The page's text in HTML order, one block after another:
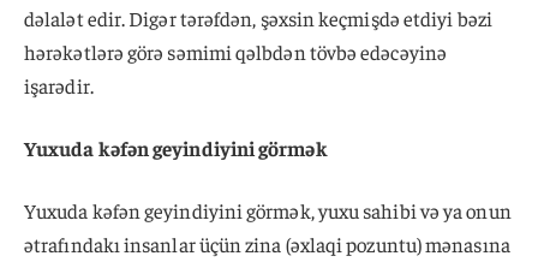
dəlalət edir. Digər tərəfdən, şəxsin keçmişdə etdiyi bəzi
hərəkətlərə görə səmimi qəlbdən tövbə edəcəyinə
işarədir.
Yuxuda kəfən geyindiyini görmək
Yuxuda kəfən geyindiyini görmək, yuxu sahibi və ya onun
ətrafındakı insanlar üçün zina (əxlaqi pozuntu) mənasına